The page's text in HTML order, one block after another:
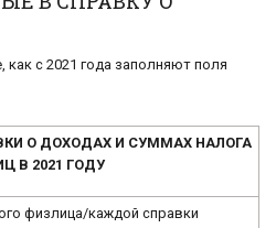
как с 2021 года заполняют поля
О ДОХОДАХ И СУММАХ НАЛОГА
В 2021 ГОДУ
физлица/каждой справки